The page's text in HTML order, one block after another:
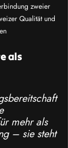
zweier
Qualität und
als
mehr als
– sie steht